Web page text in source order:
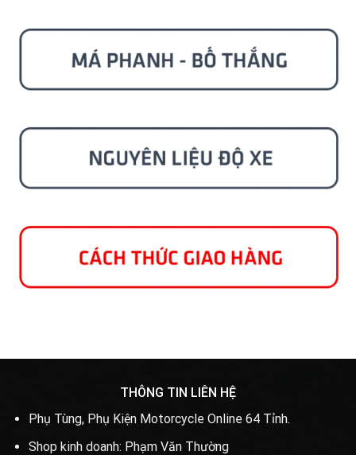
THÔNG TIN LIÊN HỆ
Phụ Tùng, Phụ Kiện Motorcycle Online 64 Tỉnh.
Shop kinh doanh: Phạm Văn Thường